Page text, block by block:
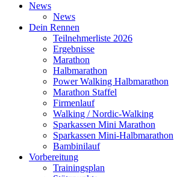
News
News
Dein Rennen
Teilnehmerliste 2026
Ergebnisse
Marathon
Halbmarathon
Power Walking Halbmarathon
Marathon Staffel
Firmenlauf
Walking / Nordic-Walking
Sparkassen Mini Marathon
Sparkassen Mini-Halbmarathon
Bambinilauf
Vorbereitung
Trainingsplan